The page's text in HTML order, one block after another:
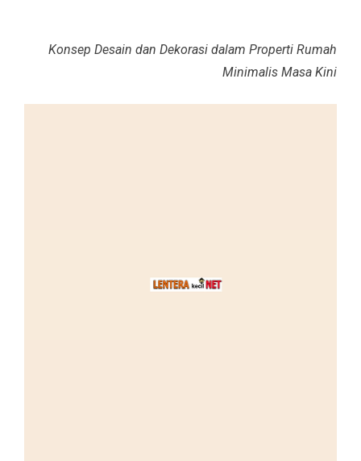
Konsep Desain dan Dekorasi dalam Properti Rumah
Minimalis Masa Kini